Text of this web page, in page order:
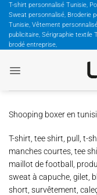
Passer
contenu
T-shirt personnalisé Tunisie,
Sweat personnalisé, Broderie
Tunisie, Vêtement
publicitaire, Sérigraphie textile
brodé entreprise,
Shooping boxer en
T-shirt, tee shirt, pull, t-
manches courtes, tee
maillot de football,
sweat à capuche, gilet,
short, survêtement,